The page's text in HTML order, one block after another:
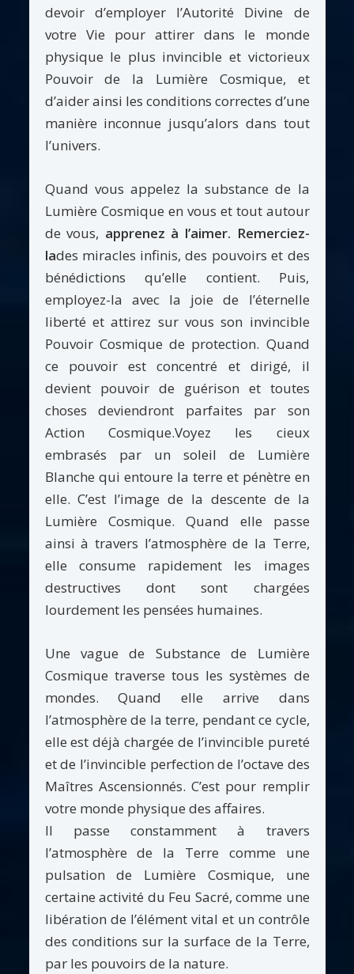
devoir d’employer l’Autorité Divine de
votre Vie pour attirer dans le monde
physique le plus invincible et victorieux
Pouvoir de la Lumière Cosmique, et
d’aider ainsi les conditions correctes d’une
manière inconnue jusqu’alors dans tout
l’univers.
Quand vous appelez la substance de la
Lumière Cosmique en vous et tout autour
de vous, apprenez à l’aimer. Remerciez-
lades miracles infinis, des pouvoirs et des
bénédictions qu’elle contient. Puis,
employez-la avec la joie de l’éternelle
liberté et attirez sur vous son invincible
Pouvoir Cosmique de protection. Quand
ce pouvoir est concentré et dirigé, il
devient pouvoir de guérison et toutes
choses deviendront parfaites par son
Action Cosmique.Voyez les cieux
embrasés par un soleil de Lumière
Blanche qui entoure la terre et pénètre en
elle. C’est l’image de la descente de la
Lumière Cosmique. Quand elle passe
ainsi à travers l’atmosphère de la Terre,
elle consume rapidement les images
destructives dont sont chargées
lourdement les pensées humaines.
Une vague de Substance de Lumière
Cosmique traverse tous les systèmes de
mondes. Quand elle arrive dans
l’atmosphère de la terre, pendant ce cycle,
elle est déjà chargée de l’invincible pureté
et de l’invincible perfection de l’octave des
Maîtres Ascensionnés. C’est pour remplir
votre monde physique des affaires.
Il passe constamment à travers
l’atmosphère de la Terre comme une
pulsation de Lumière Cosmique, une
certaine activité du Feu Sacré, comme une
libération de l’élément vital et un contrôle
des conditions sur la surface de la Terre,
par les pouvoirs de la nature.